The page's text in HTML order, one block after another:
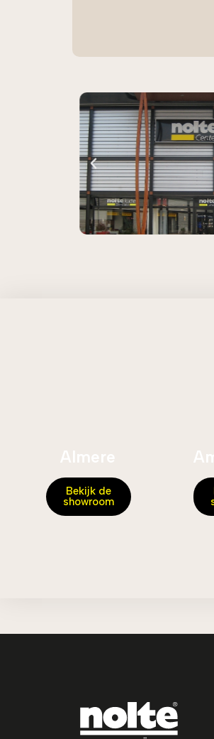
Almere
Bekijk de
showroom